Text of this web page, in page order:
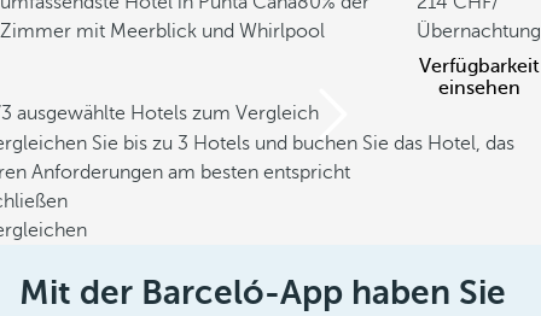
Zimmer mit Meerblick und Whirlpool
Übernachtung
Verfügbarkeit
einsehen
ausgewählte Hotels zum Vergleich
Sie bis zu 3 Hotels und buchen Sie das Hotel, das
Anforderungen am besten entspricht
Mit der Barceló-App haben Sie